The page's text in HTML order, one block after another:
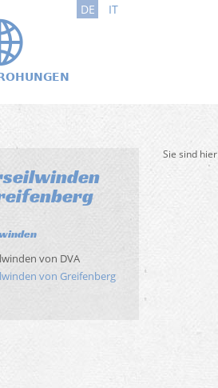
DE IT
von DVA
von Greifenberg
Sie sind hier